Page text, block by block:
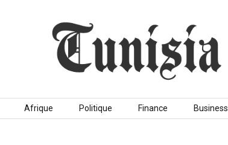
Afrique Politique Finance Business